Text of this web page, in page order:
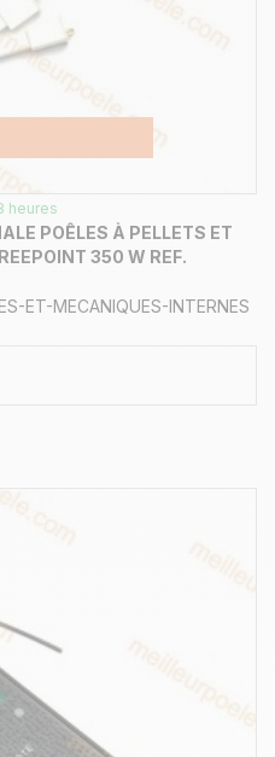
heures
POÊLES À PELLETS ET
350 W REF.
ET-MECANIQUES-INTERNES